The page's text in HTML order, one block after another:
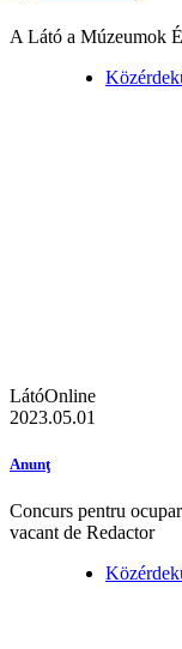
A Látó a Múzeumok
LátóOnline
2023.05.01
Anunţ
Concurs pentru
vacant de Redactor